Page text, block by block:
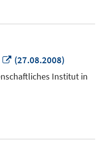
In
neuem
Fenster
(27.08.2008)
Institut in